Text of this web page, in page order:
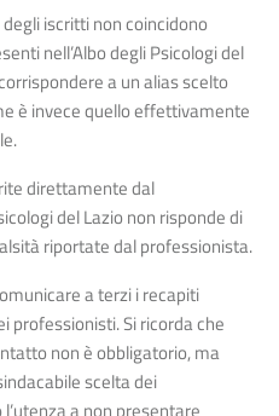
iscritti non coincidono
nell’Albo degli Psicologi del
a un alias scelto
è invece quello effettivamente
direttamente dal
del Lazio non risponde di
riportate dal professionista.
a terzi i recapiti
professionisti. Si ricorda che
non è obbligatorio, ma
scelta dei
a non presentare